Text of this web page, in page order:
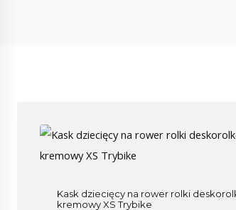
Kask dziecięcy na rower rolki
kremowy XS Trybike